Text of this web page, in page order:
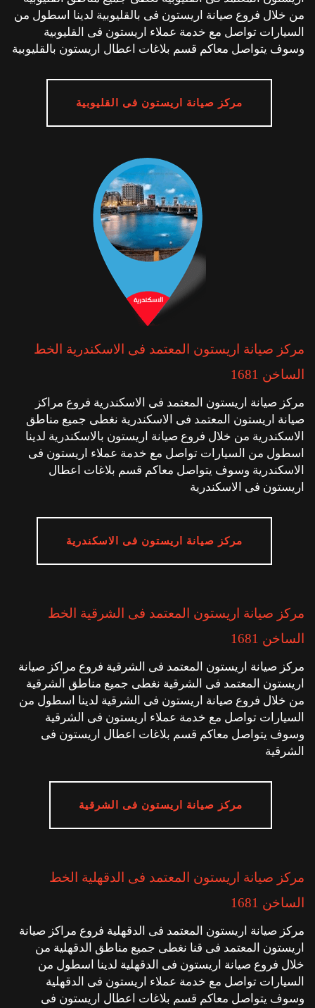
من خلال فروع صيانة اريستون فى بالقليوبية لدينا اسطول من
السيارات تواصل مع خدمة عملاء اريستون فى القليوبية
وسوف يتواصل معاكم قسم بلاغات اعطال اريستون بالقليوبية
مركز صيانة اريستون فى القليوبية
مركز صيانة اريستون المعتمد فى الاسكندرية الخط
الساخن 1681
مركز صيانة اريستون المعتمد فى الاسكندرية فروع مراكز
صيانة اريستون المعتمد فى الاسكندرية نغطى جميع مناطق
الاسكندرية من خلال فروع صيانة اريستون بالاسكندرية لدينا
اسطول من السيارات تواصل مع خدمة عملاء اريستون فى
الاسكندرية وسوف يتواصل معاكم قسم بلاغات اعطال
اريستون فى الاسكندرية
مركز صيانة اريستون فى الاسكندرية
مركز صيانة اريستون المعتمد فى الشرقية الخط
الساخن 1681
مركز صيانة اريستون المعتمد فى الشرقية فروع مراكز صيانة
اريستون المعتمد فى الشرقية نغطى جميع مناطق الشرقية
من خلال فروع صيانة اريستون فى الشرقية لدينا اسطول من
السيارات تواصل مع خدمة عملاء اريستون فى الشرقية
وسوف يتواصل معاكم قسم بلاغات اعطال اريستون فى
الشرقية
مركز صيانة اريستون فى الشرقية
مركز صيانة اريستون المعتمد فى الدقهلية الخط
الساخن 1681
مركز صيانة اريستون المعتمد فى الدقهلية فروع مراكز صيانة
اريستون المعتمد فى قنا نغطى جميع مناطق الدقهلية من
خلال فروع صيانة اريستون فى الدقهلية لدينا اسطول من
السيارات تواصل مع خدمة عملاء اريستون فى الدقهلية
وسوف يتواصل معاكم قسم بلاغات اعطال اريستون فى